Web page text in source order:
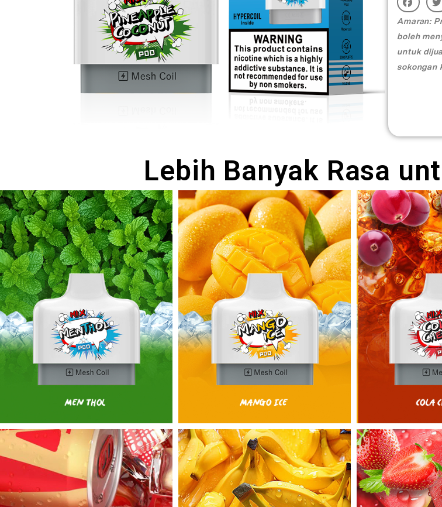
Amaran:
boleh
untuk
sokongan
Lebih Banyak Rasa